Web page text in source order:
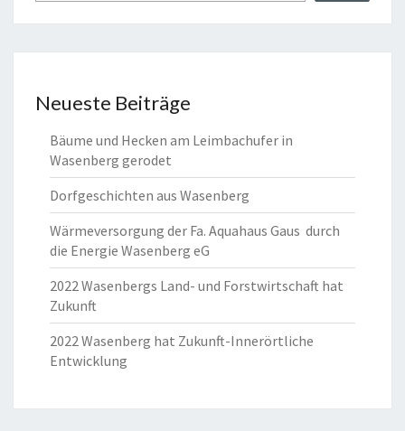
Neueste Beiträge
Bäume und Hecken am Leimbachufer in
Wasenberg gerodet
Dorfgeschichten aus Wasenberg
Wärmeversorgung der Fa. Aquahaus Gaus durch
die Energie Wasenberg eG
2022 Wasenbergs Land- und Forstwirtschaft hat
Zukunft
2022 Wasenberg hat Zukunft-Innerörtliche
Entwicklung